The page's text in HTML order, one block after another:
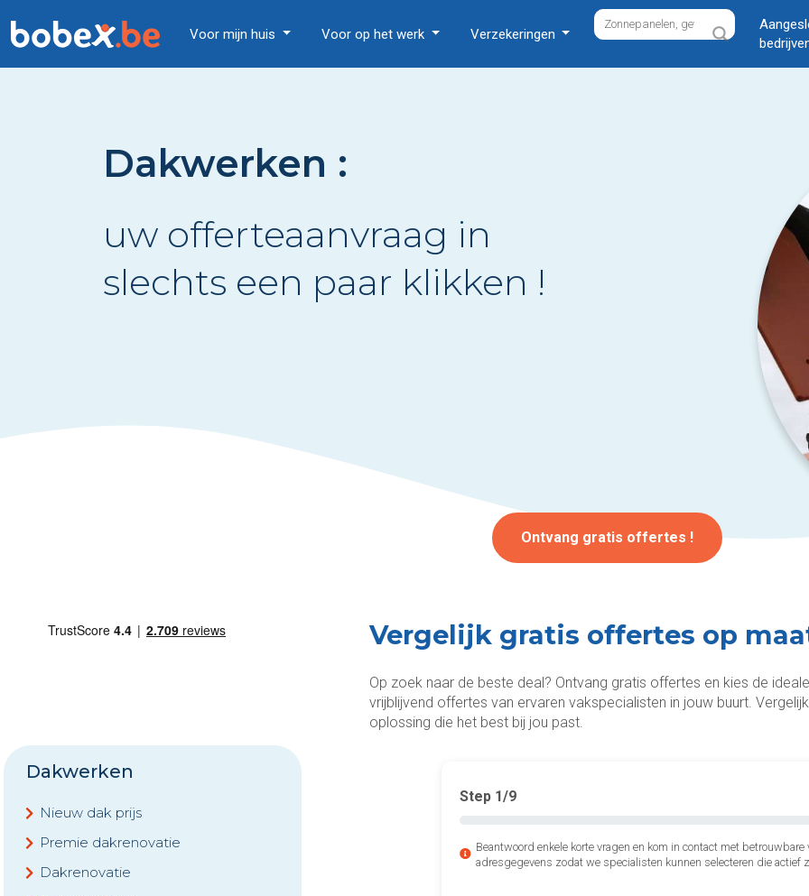
Voor mijn huis Voor op het werk Verzekeringen
Dakwerken :
uw offerteaanvraag in
slechts een paar klikken !
Ontvang gratis offertes !
Dakwerken
Nieuw dak prijs
Premie dakrenovatie
Dakrenovatie
Vergelijk gratis offertes op
Op zoek naar de beste deal? Ontvang gratis offertes en kies de
vrijblijvend offertes van ervaren vakspecialisten in jouw buurt.
oplossing die het best bij jou past.
Step 1/9
Beantwoord enkele korte vragen en kom in contact met
adresgegevens zodat we specialisten kunnen selecteren die actief